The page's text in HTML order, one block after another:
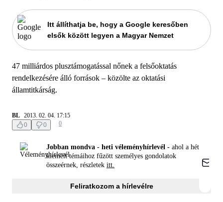
Itt állíthatja be, hogy a Google keresőben
elsők között legyen a Magyar Nemzet
47 milliárdos plusztámogatással nőnek a felsőoktatás
rendelkezésére álló források – közölte az oktatási
államtitkárság.
BL 2013. 02. 04. 17:15
0
0 0
Jobban mondva - heti véleményhírlevél - ahol a hét
kiemelt témáihoz fűzött személyes gondolatok
összeérnek, részletek itt.
Feliratkozom a hírlevélre